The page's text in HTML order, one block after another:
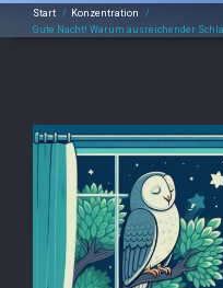
Start / Konzentration /
Gute Nacht! Warum ausreichender